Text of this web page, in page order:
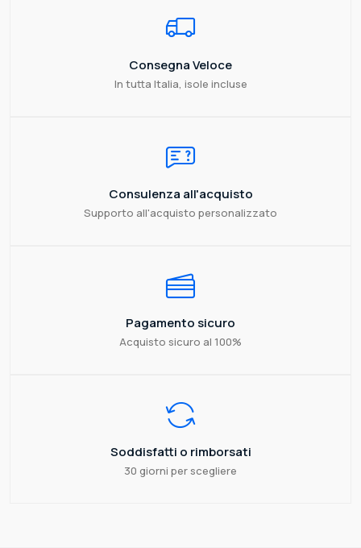
Consegna Veloce
In tutta Italia, isole incluse
Consulenza all'acquisto
Supporto all'acquisto personalizzato
Pagamento sicuro
Acquisto sicuro al 100%
Soddisfatti o rimborsati
30 giorni per scegliere